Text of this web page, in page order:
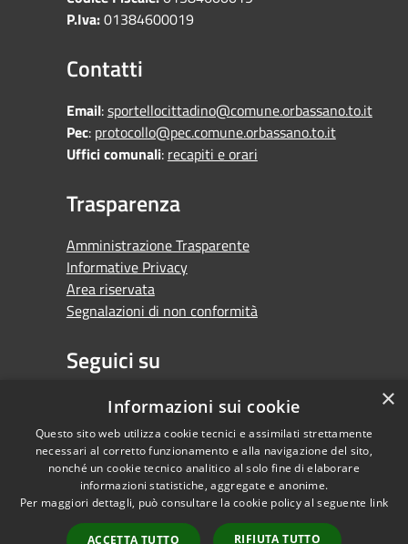
P.Iva:01384600019
Contatti
Email:sportellocittadino@comune.orbassano.to.it
Pec: protocollo@pec.comune.orbassano.to.it
Uffici comunali: recapiti e orari
Trasparenza
Amministrazione Trasparente
Informative Privacy
Area riservata
Segnalazioni di non conformità
Seguici su
FacebookYoutubeWhatsapp
RSS
Accessibilità
Privacy
Copyright © 2026 •
Comune di Orbassano •
Powered by
×
Informazioni sui cookie
Questo sito web utilizza cookie tecnici e assimilati strettamente
necessari al corretto funzionamento e alla navigazione del sito,
nonché un cookie tecnico analitico al solo fine di elaborare
informazioni statistiche, aggregate e anonime.
Per maggiori dettagli, può consultare la cookie policy al seguente link
ACCETTA TUTTO RIFIUTA TUTTO